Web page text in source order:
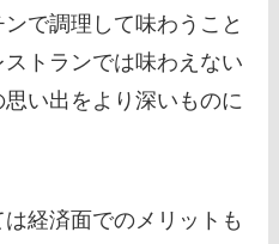
で調理して味わうこと
トランでは味わえない
い出をより深いものに
経済面でのメリットも